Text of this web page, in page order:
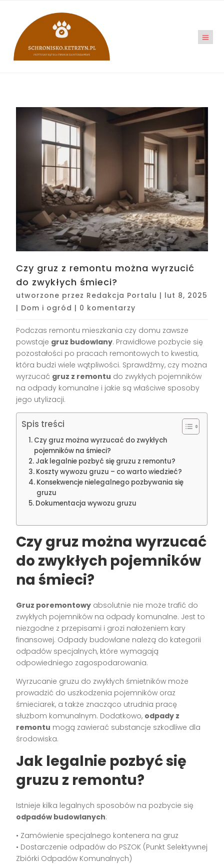
Czy gruz z remontu można wyrzucić
do zwykłych śmieci?
utworzone przez Redakcja Portalu | lut 8, 2025
| Dom i ogród | 0 komentarzy
Podczas remontu mieszkania czy domu zawsze
powstaje gruz budowlany. Prawidłowe pozbycie się
pozostałości po pracach remontowych to kwestia,
która budzi wiele wątpliwości. Sprawdźmy, czy można
wyrzucać gruz z remontu do zwykłych pojemników
na odpady komunalne i jakie są właściwe sposoby
jego utylizacji.
Spis treści
Czy gruz można wyrzucać do zwykłych
pojemników na śmieci?
Jak legalnie pozbyć się gruzu z remontu?
Koszty wywozu gruzu – co warto wiedzieć?
Konsekwencje nielegalnego pozbywania się
gruzu
Dokumentacja wywozu gruzu
Czy gruz można wyrzucać
do zwykłych pojemników
na śmieci?
Gruz poremontowy absolutnie nie może trafić do
zwykłych pojemników na odpady komunalne. Jest to
niezgodne z przepisami i grozi nałożeniem kary
finansowej. Odpady budowlane należą do kategorii
odpadów specjalnych, które wymagają
odpowiedniego zagospodarowania.
Wyrzucanie gruzu do zwykłych śmietników może
prowadzić do uszkodzenia pojemników oraz
śmieciarek, a także znacząco utrudnia pracę
służbom komunalnym. Dodatkowo, odpady z
remontu mogą zawierać substancje szkodliwe dla
środowiska.
Jak legalnie pozbyć się
gruzu z remontu?
Istnieje kilka legalnych sposobów na pozbycie się
odpadów budowlanych:
• Zamówienie specjalnego kontenera na gruz
• Dostarczenie odpadów do PSZOK (Punkt Selektywnej
Zbiórki Odpadów Komunalnych)